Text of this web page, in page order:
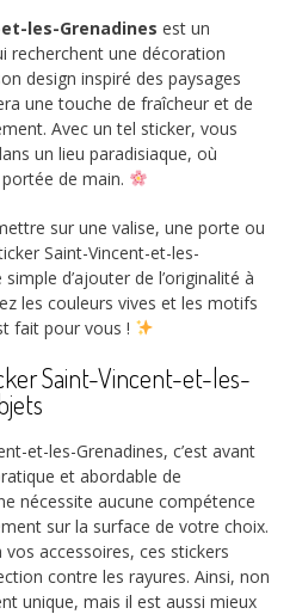
les-Grenadines est un
recherchent une décoration
design inspiré des paysages
une touche de fraîcheur et de
Avec un tel sticker, vous
un lieu paradisiaque, où
de main.
sur une valise, une porte ou
Saint-Vincent-et-les-
d’ajouter de l’originalité à
les couleurs vives et les motifs
fait pour vous !
Saint-Vincent-et-les-
et-les-Grenadines, c’est avant
et abordable de
nécessite aucune compétence
sur la surface de votre choix.
vos accessoires, ces stickers
contre les rayures. Ainsi, non
unique, mais il est aussi mieux